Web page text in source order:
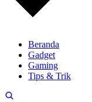
Beranda
Gadget
Gaming
Tips & Trik